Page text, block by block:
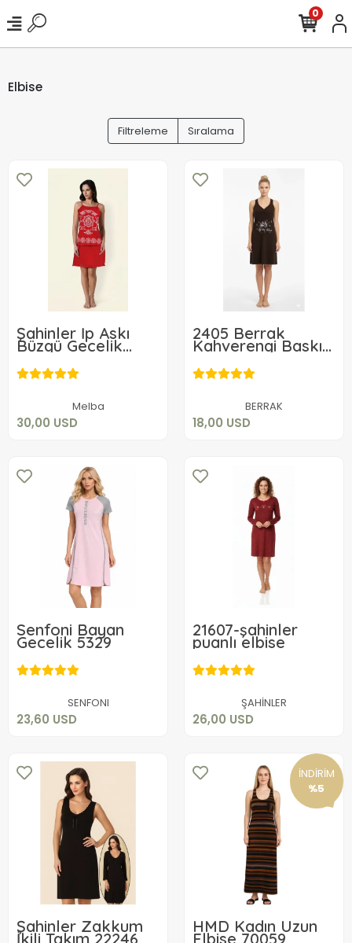
0
Elbise
Filtreleme Sıralama
Şahinler İp Askı
Büzgü Gecelik
22224
Melba
30,00 USD
30,00 USD
2405 Berrak
Kahverengi Baskılı
Elbise
BERRAK
18,00 USD
18,00 USD
Senfoni Bayan
Gecelik 5329
SENFONI
23,60 USD
23,60 USD
21607-şahinler
puanlı elbise
ŞAHİNLER
26,00 USD
26,00 USD
Sepete Ekle
Şahinler Zakkum
İkili Takım 22246
İNDİRİM
%5
HMD Kadın Uzun
Elbise 70059